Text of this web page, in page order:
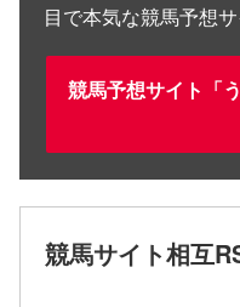
目で本気な競馬予想サ
競馬予想サイト「
競馬サイト相互